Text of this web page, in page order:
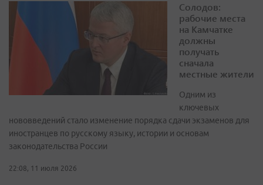
Солодов:
рабочие места
на Камчатке
должны
получать
сначала
местные жители
Одним из
ключевых
нововведений стало изменение порядка сдачи экзаменов для
иностранцев по русскому языку, истории и основам
законодательства России
22:08, 11 июля 2026